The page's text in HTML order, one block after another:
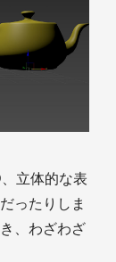
立体的な表
ったりしま
、わざわざ